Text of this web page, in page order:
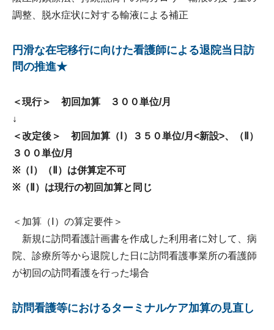
調整、脱水症状に対する輸液による補正
円滑な在宅移行に向けた看護師による退院当日訪
問の推進★
＜現行＞ 初回加算 ３００単位/月
↓
＜改定後＞ 初回加算（Ⅰ）３５０単位/月<新設>、（Ⅱ）
３００単位/月
※（Ⅰ）（Ⅱ）は併算定不可
※（Ⅱ）は現行の初回加算と同じ
＜加算（Ⅰ）の算定要件＞
新規に訪問看護計画書を作成した利用者に対して、病
院、診療所等から退院した日に訪問看護事業所の看護師
が初回の訪問看護を行った場合
訪問看護等におけるターミナルケア加算の見直し